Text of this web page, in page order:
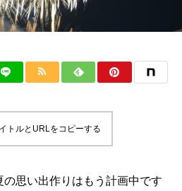
トルとURLをコピーする
思い出作りはもう計画中です